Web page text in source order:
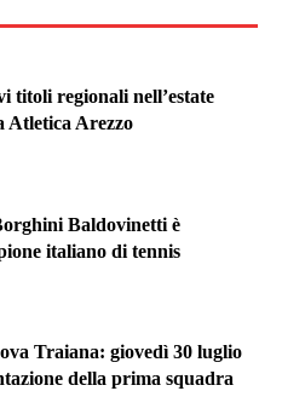
titoli regionali nell’estate
Atletica Arezzo
Baldovinetti è
italiano di tennis
Traiana: giovedì 30 luglio
della prima squadra